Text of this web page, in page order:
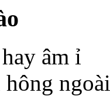
âm ỉ
hông